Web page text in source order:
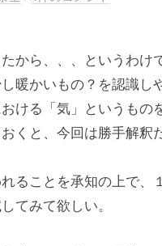
から、、、というわけ
し暖かいもの？を認識
ける「気」というもの
くと、今回は勝手解釈
れることを承知の上で、
てみて欲しい。